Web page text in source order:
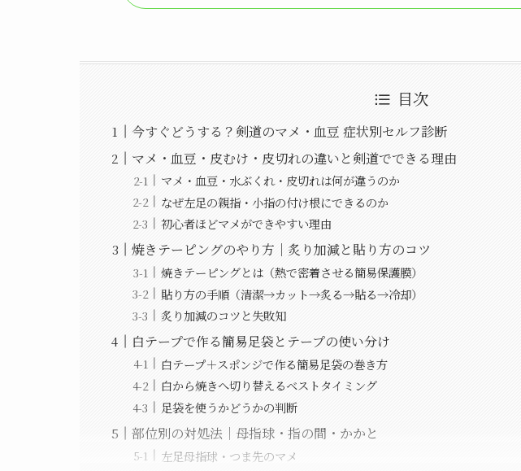
目次
今すぐどうする？剣道のマメ・血豆 症状別セルフ診断
マメ・血豆・皮むけ・皮切れの違いと剣道でできる理由
マメ・血豆・水ぶくれ・皮切れは何が違うのか
なぜ左足の親指・小指の付け根にできるのか
初心者ほどマメができやすい理由
焼きテーピングのやり方｜炙り加減と貼り方のコツ
焼きテーピングとは（熱で密着させる簡易保護膜）
貼り方の手順（清潔→カット→炙る→貼る→冷却）
炙り加減のコツと失敗知
白テープで作る簡易足袋とテープの使い分け
白テープ＋スポンジで作る簡易足袋の巻き方
白から焼きへ切り替えるベストタイミング
足袋を使うかどうかの判断
部位別の対処法｜母指球・指の間・かかと
左足母指球・つま先のマメ